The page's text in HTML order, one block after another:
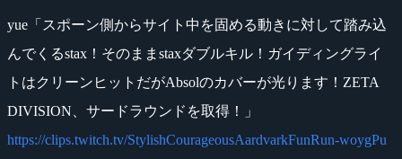
yue「スポーン側からサイト中を固める動きに対して踏み込
んでくるstax！そのままstaxダブルキル！ガイディングライ
トはクリーンヒットだがAbsolのカバーが光ります！ZETA
DIVISION、サードラウンドを取得！」
https://clips.twitch.tv/StylishCourageousAardvarkFunRun-woygPu